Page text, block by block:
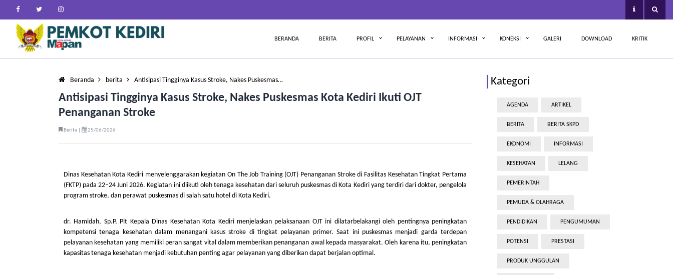
BERANDA BERITA PROFIL PELAYANAN INFORMASI KONEKSI GALERI DOWNLOAD KRITIK
Beranda berita Antisipasi Tingginya Kasus Stroke, Nakes Puskesmas…
Antisipasi Tingginya Kasus Stroke, Nakes Puskesmas Kota Kediri Ikuti OJT
Penanganan Stroke
Berita | 25/06/2026
Dinas Kesehatan Kota Kediri menyelenggarakan kegiatan On The Job Training (OJT) Penanganan Stroke di Fasilitas Kesehatan Tingkat Pertama
(FKTP) pada 22–24 Juni 2026. Kegiatan ini diikuti oleh tenaga kesehatan dari seluruh puskesmas di Kota Kediri yang terdiri dari dokter, pengelola
program stroke, dan perawat puskesmas di salah satu hotel di Kota Kediri.
dr. Hamidah, Sp.P, Plt Kepala Dinas Kesehatan Kota Kediri menjelaskan pelaksanaan OJT ini dilatarbelakangi oleh pentingnya peningkatan
kompetensi tenaga kesehatan dalam menangani kasus stroke di tingkat pelayanan primer. Saat ini puskesmas menjadi garda terdepan
pelayanan kesehatan yang memiliki peran sangat vital dalam memberikan penanganan awal kepada masyarakat. Oleh karena itu, peningkatan
kapasitas tenaga kesehatan menjadi kebutuhan penting agar pelayanan yang diberikan dapat berjalan optimal.
Kategori
AGENDA ARTIKEL
BERITA BERITA SKPD
EKONOMI INFORMASI
KESEHATAN LELANG
PEMERINTAH
PEMUDA & OLAHRAGA
PENDIDIKAN PENGUMUMAN
POTENSI PRESTASI
PRODUK UNGGULAN